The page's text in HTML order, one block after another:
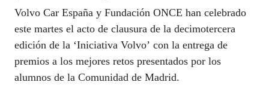
Volvo Car España y Fundación ONCE han celebrado
este martes el acto de clausura de la decimotercera
edición de la ‘Iniciativa Volvo’ con la entrega de
premios a los mejores retos presentados por los
alumnos de la Comunidad de Madrid.